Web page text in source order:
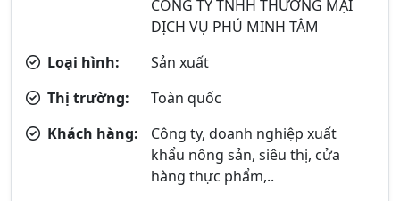
CÔNG TY TNHH THƯƠNG MẠI
DỊCH VỤ PHÚ MINH TÂM
Loại hình:
Sản xuất
Thị trường:
Toàn quốc
Khách hàng:
Công ty, doanh nghiệp xuất
khẩu nông sản, siêu thị, cửa
hàng thực phẩm,..